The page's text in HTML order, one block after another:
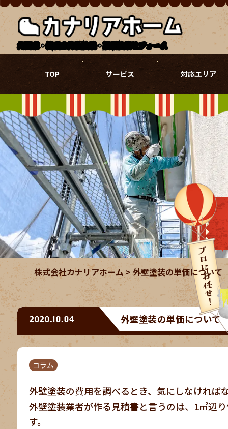
北関東・埼玉の外壁塗装・屋根塗装リフォーム
TOP サービス 対応エリア
株式会社カナリアホーム>外壁塗装の単価について
2020.10.04 外壁塗装の単価について
コラム
外壁塗装の費用を調べるとき、気にしなければ
外壁塗装業者が作る見積書と言うのは、1㎡辺
す。